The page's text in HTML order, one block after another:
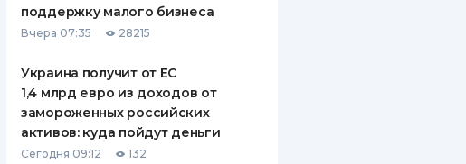
ПУТЕВОДИТЕЛИ ПО
ВСЕ СТРАХОВЫЕ ПОЛИСЫ
СТРАХОВЫЕ КОМПАНИИ
ОТЗЫВЫ О СТРАХОВЫХ
поддержку малого бизнеса
Вчера 07:35 28215
Украина получит от ЕС
1,4 млрд евро из доходов от
замороженных российских
активов: куда пойдут деньги
Сегодня 09:12 132